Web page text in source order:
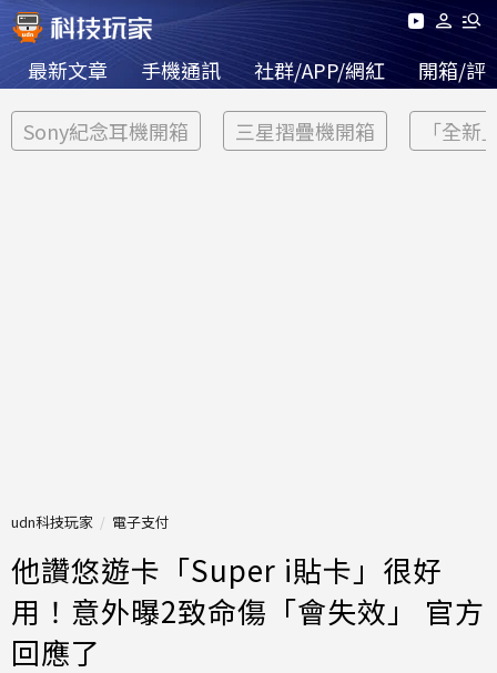
最新文章 手機通訊 社群/APP/網紅 開箱/評
Sony紀念耳機開箱 三星摺疊機開箱 「全新
udn科技玩家 電子支付
他讚悠遊卡「Super i貼卡」很好
用！意外曝2致命傷「會失效」 官方
回應了